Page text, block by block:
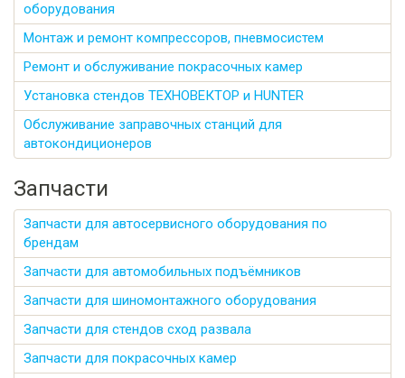
оборудования
Монтаж и ремонт компрессоров, пневмосистем
Ремонт и обслуживание покрасочных камер
Установка стендов ТЕХНОВЕКТОР и HUNTER
Обслуживание заправочных станций для
автокондиционеров
Запчасти
Запчасти для автосервисного оборудования по
брендам
Запчасти для автомобильных подъёмников
Запчасти для шиномонтажного оборудования
Запчасти для стендов сход развала
Запчасти для покрасочных камер